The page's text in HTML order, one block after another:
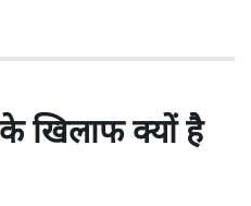
खिलाफ क्यों है